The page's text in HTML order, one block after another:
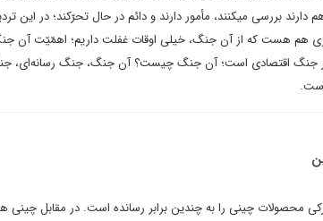
بررسی میکنند، مأمور دارند و دائم در حال تحرّکند؛ در این
هم هست که از آن جنگ، خیلی اوقات غفلت داریم؛ اهمّیّت آن
جنگ اقتصادی است؛ آن جنگ چیست؟ آن جنگ، جنگ رسانه‌ای،
محصولات چینی را به چندین برابر رسانده است. در مقابل چینی